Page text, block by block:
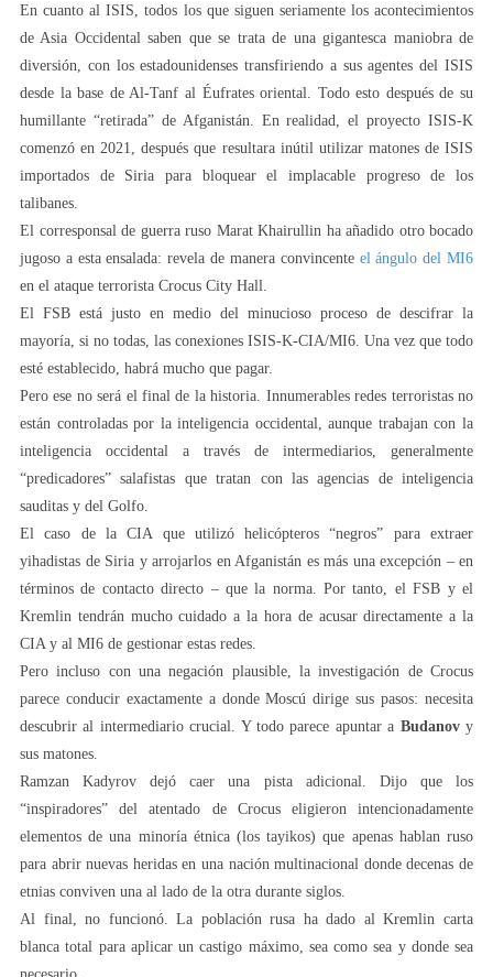
En cuanto al ISIS, todos los que siguen seriamente los acontecimientos
de Asia Occidental saben que se trata de una gigantesca maniobra de
diversión, con los estadounidenses transfiriendo a sus agentes del ISIS
desde la base de Al-Tanf al Éufrates oriental. Todo esto después de su
humillante “retirada” de Afganistán. En realidad, el proyecto ISIS-K
comenzó en 2021, después que resultara inútil utilizar matones de ISIS
importados de Siria para bloquear el implacable progreso de los
talibanes.
El corresponsal de guerra ruso Marat Khairullin ha añadido otro bocado
jugoso a esta ensalada: revela de manera convincente el ángulo del MI6
en el ataque terrorista Crocus City Hall.
El FSB está justo en medio del minucioso proceso de descifrar la
mayoría, si no todas, las conexiones ISIS-K-CIA/MI6. Una vez que todo
esté establecido, habrá mucho que pagar.
Pero ese no será el final de la historia. Innumerables redes terroristas no
están controladas por la inteligencia occidental, aunque trabajan con la
inteligencia occidental a través de intermediarios, generalmente
“predicadores” salafistas que tratan con las agencias de inteligencia
sauditas y del Golfo.
El caso de la CIA que utilizó helicópteros “negros” para extraer
yihadistas de Siria y arrojarlos en Afganistán es más una excepción – en
términos de contacto directo – que la norma. Por tanto, el FSB y el
Kremlin tendrán mucho cuidado a la hora de acusar directamente a la
CIA y al MI6 de gestionar estas redes.
Pero incluso con una negación plausible, la investigación de Crocus
parece conducir exactamente a donde Moscú dirige sus pasos: necesita
descubrir al intermediario crucial. Y todo parece apuntar a Budanovy
sus matones.
Ramzan Kadyrov dejó caer una pista adicional. Dijo que los
“inspiradores” del atentado de Crocus eligieron intencionadamente
elementos de una minoría étnica (los tayikos) que apenas hablan ruso
para abrir nuevas heridas en una nación multinacional donde decenas de
etnias conviven una al lado de la otra durante siglos.
Al final, no funcionó. La población rusa ha dado al Kremlin carta
blanca total para aplicar un castigo máximo, sea como sea y donde sea